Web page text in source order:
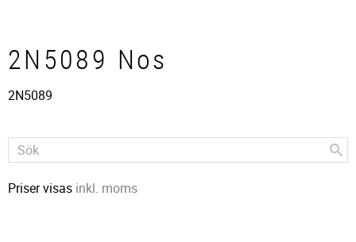
2N5089 Nos
2N5089
Priser visas inkl. moms